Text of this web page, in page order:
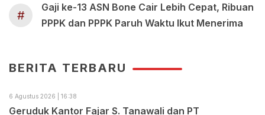
#
Gaji ke-13 ASN Bone Cair Lebih Cepat, Ribuan
PPPK dan PPPK Paruh Waktu Ikut Menerima
BERITA TERBARU
6 Agustus 2026 | 16:38
Geruduk Kantor Fajar S. Tanawali dan PT